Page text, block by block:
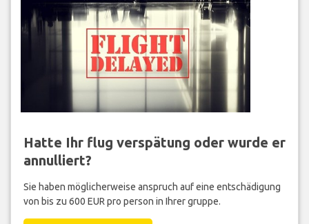
Hatte Ihr flug verspätung oder wurde er
annulliert?
Sie haben möglicherweise anspruch auf eine entschädigung
von bis zu 600 EUR pro person in Ihrer gruppe.